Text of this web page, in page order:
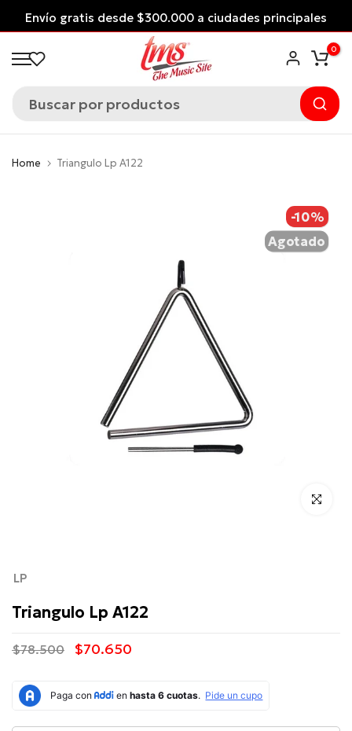
Saltar
al
contenido
Envío gratis desde $300.000 a ciudades principales
*Aplican Condiciones*
0
Home Triangulo Lp A122
-10%
Agotado
Click para
LP
Triangulo Lp A122
$78.500 $70.650